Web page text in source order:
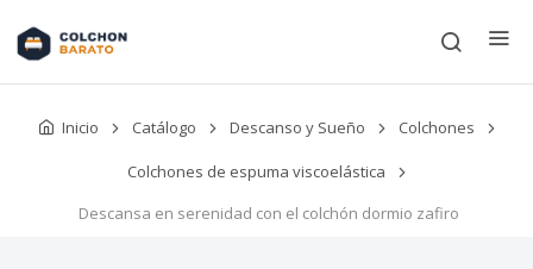
Inicio Catálogo Descanso y Sueño Colchones
Colchones de espuma viscoelástica
Descansa en serenidad con el colchón dormio zafiro